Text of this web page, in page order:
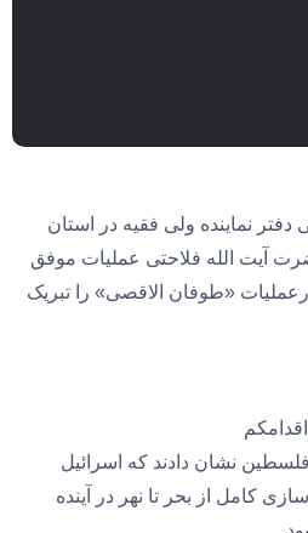
دفتر نماینده ولی فقیه در استان
آیت الله فلاحتی عملیات موفق
«طوفان الاقصی» را تبریک
نشان دادند که اسرائیل
کامل از بحر تا نهر در آینده